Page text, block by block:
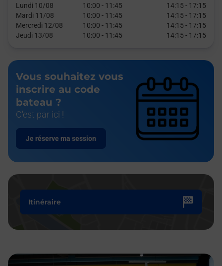
Lundi 10/08
10:00 - 11:45 14:15 - 17:15
Mardi 11/08
10:00 - 11:45 14:15 - 17:15
Mercredi 12/08
10:00 - 11:45 14:15 - 17:15
Jeudi 13/08
10:00 - 11:45 14:15 - 17:15
Vous souhaitez vous
inscrire au code
bateau ?
C'est par ici !
Je réserve ma session
Itinéraire